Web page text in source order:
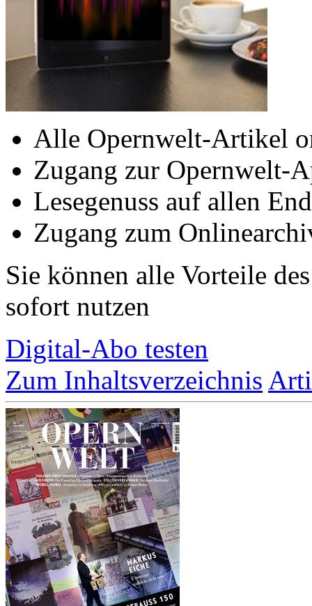
Alle Opernwelt-Artikel
Zugang zur Opernwelt-
Lesegenuss auf allen
Zugang zum
Sie können alle Vorteile
sofort nutzen
Digital-Abo testen
Zum Inhaltsverzeichnis